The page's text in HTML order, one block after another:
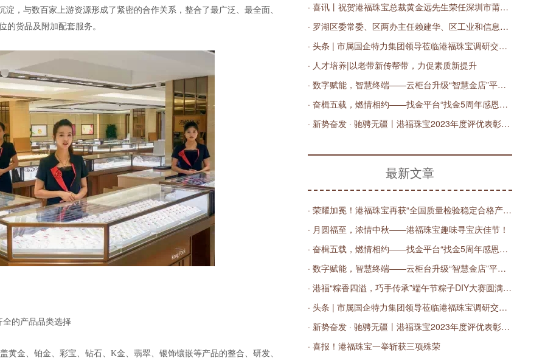
淀，与数百家上游资源形成了紧密的合作关系，整合了最广泛、最全面、
的货品及附加配套服务。
全的产品品类选择
金、铂金、彩宝、钻石、K金、翡翠、银饰镶嵌等产品的整合、研发、
· 喜讯丨祝贺港福珠宝总裁黄金远先生荣任深圳市莆田商会第三届轮值会长
· 罗湖区委常委、区两办主任赖建华、区工业和信息化局副局长王红线一行莅临港福珠宝调研指导
· 头条 | 市属国企特力集团领导莅临港福珠宝调研交流，共商数字化发展之路
· 人才培养|以老带新传帮带，力促素质新提升
· 数字赋能，智慧终端——云柜台升级“智慧金店”平台发布会圆满举办！
· 奋楫五载，燃情相约——找金平台“找金5周年感恩有您”直播庆典圆满落幕！
· 新势奋发 · 驰骋无疆丨港福珠宝2023年度评优表彰大会圆满举办！
最新文章
· 荣耀加冕！港福珠宝再获“全国质量检验稳定合格产品”殊荣
· 月圆福至，浓情中秋——港福珠宝趣味寻宝庆佳节！
· 奋楫五载，燃情相约——找金平台“找金5周年感恩有您”直播庆典圆满落幕！
· 数字赋能，智慧终端——云柜台升级“智慧金店”平台发布会圆满举办！
· 港福“粽香四溢，巧手传承”端午节粽子DIY大赛圆满落幕
· 头条 | 市属国企特力集团领导莅临港福珠宝调研交流，共商数字化发展之路
· 新势奋发 · 驰骋无疆丨港福珠宝2023年度评优表彰大会圆满举办！
· 喜报！港福珠宝一举斩获三项殊荣